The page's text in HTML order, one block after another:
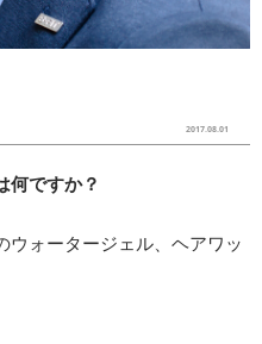
2017.08.01
何ですか？
ウォータージェル、ヘアワッ